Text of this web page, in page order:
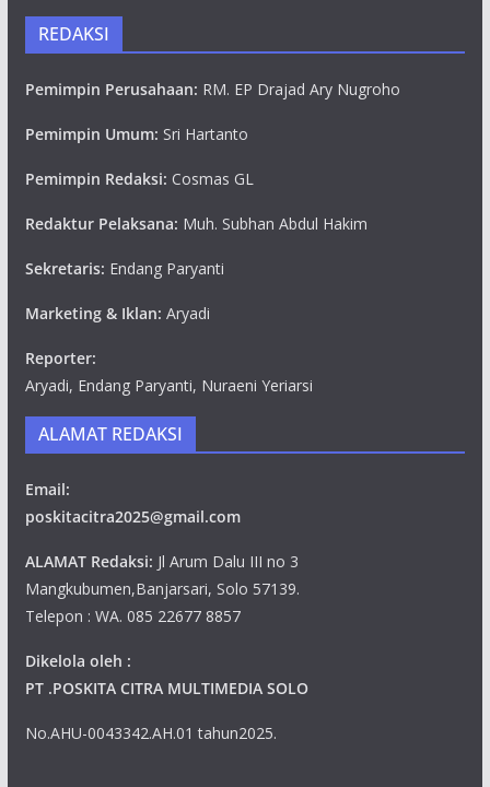
REDAKSI
Pemimpin Perusahaan: RM. EP Drajad Ary Nugroho
Pemimpin Umum: Sri Hartanto
Pemimpin Redaksi: Cosmas GL
Redaktur Pelaksana: Muh. Subhan Abdul Hakim
Sekretaris: Endang Paryanti
Marketing & Iklan: Aryadi
Reporter:
Aryadi, Endang Paryanti, Nuraeni Yeriarsi
ALAMAT REDAKSI
Email:
poskitacitra2025@gmail.com
ALAMAT Redaksi: Jl Arum Dalu III no 3
Mangkubumen,Banjarsari, Solo 57139.
Telepon : WA. 085 22677 8857
Dikelola oleh :
PT .POSKITA CITRA MULTIMEDIA SOLO
No.AHU-0043342.AH.01 tahun2025.